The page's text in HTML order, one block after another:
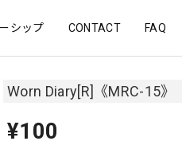
シップ CONTACT FAQ
Worn Diary[R]《MRC-15》
¥100